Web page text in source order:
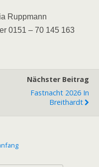
Ruppmann
0151 – 70 145 163
Nächster Beitrag
Fastnacht 2026 In
Breithardt